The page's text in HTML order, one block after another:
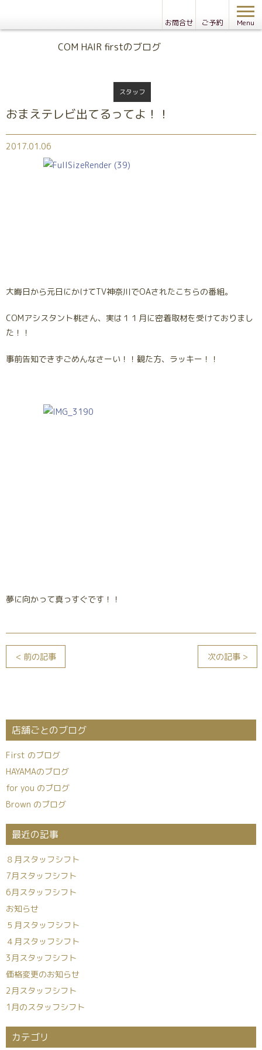
お問合せ ご予約 Menu
COM HAIR firstのブログ
スタッフ
おまえテレビ出てるってよ！！
2017.01.06
大晦日から元日にかけてTV神奈川でOAされたこちらの番組。
COMアシスタント桃さん、実は１１月に密着取材を受けておりまし
た！！
事前告知できずごめんなさーい！！観た方、ラッキー！！
夢に向かって真っすぐです！！
< 前の記事 次の記事 >
店舗ごとのブログ
First のブログ
HAYAMAのブログ
for you のブログ
Brown のブログ
最近の記事
８月スタッフシフト
7月スタッフシフト
6月スタッフシフト
お知らせ
５月スタッフシフト
４月スタッフシフト
3月スタッフシフト
価格変更のお知らせ
2月スタッフシフト
1月のスタッフシフト
カテゴリ